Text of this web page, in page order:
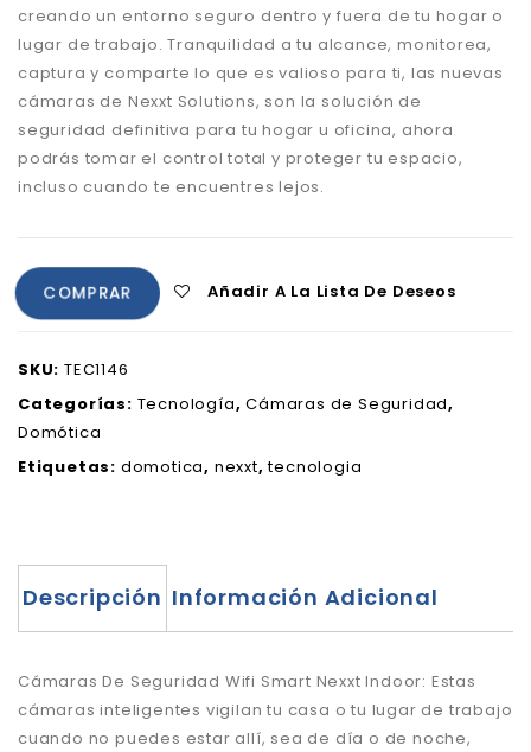
creando un entorno seguro dentro y fuera de tu hogar o
lugar de trabajo. Tranquilidad a tu alcance, monitorea,
captura y comparte lo que es valioso para ti, las nuevas
cámaras de Nexxt Solutions, son la solución de
seguridad definitiva para tu hogar u oficina, ahora
podrás tomar el control total y proteger tu espacio,
incluso cuando te encuentres lejos.
COMPRAR Añadir A La Lista De Deseos
SKU: TEC1146
Categorías: Tecnología,Cámaras de Seguridad,
Domótica
Etiquetas: domotica, nexxt,tecnologia
Descripción Información Adicional
Cámaras De Seguridad Wifi Smart Nexxt Indoor: Estas
cámaras inteligentes vigilan tu casa o tu lugar de trabajo
cuando no puedes estar allí, sea de día o de noche,